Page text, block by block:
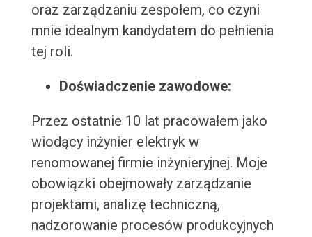
oraz zarządzaniu zespołem, co czyni
mnie idealnym kandydatem do pełnienia
tej roli.
Doświadczenie zawodowe:
Przez ostatnie 10 lat pracowałem jako
wiodący inżynier elektryk w
renomowanej firmie inżynieryjnej. Moje
obowiązki obejmowały zarządzanie
projektami, analizę techniczną,
nadzorowanie procesów produkcyjnych